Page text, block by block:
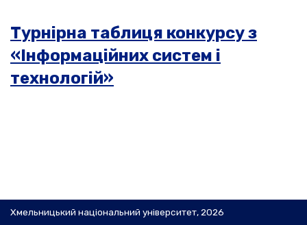
Турнірна таблиця конкурсу з
«Інформаційних систем і
технологій»
Хмельницький національний університет, 2026